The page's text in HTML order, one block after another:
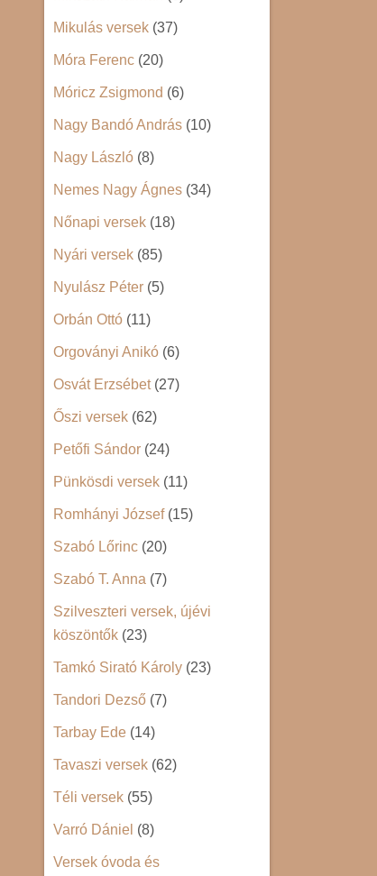
Mikulás versek (37)
Móra Ferenc (20)
Móricz Zsigmond (6)
Nagy Bandó András (10)
Nagy László (8)
Nemes Nagy Ágnes (34)
Nőnapi versek (18)
Nyári versek (85)
Nyulász Péter (5)
Orbán Ottó (11)
Orgoványi Anikó (6)
Osvát Erzsébet(27)
Őszi versek (62)
Petőfi Sándor (24)
Pünkösdi versek (11)
Romhányi József(15)
Szabó Lőrinc (20)
Szabó T. Anna (7)
Szilveszteri versek, újévi
köszöntők (23)
Tamkó Sirató Károly (23)
Tandori Dezső (7)
Tarbay Ede (14)
Tavaszi versek (62)
Téli versek (55)
Varró Dániel (8)
Versek óvoda és